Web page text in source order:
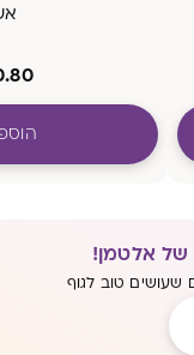
של אלטמן!
שעושים טוב לגוף